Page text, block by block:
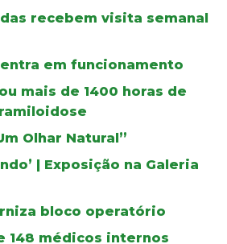
recebem visita semanal
entra em funcionamento
mais de 1400 horas de
Olhar Natural”
| Exposição na Galeria
bloco operatório
148 médicos internos